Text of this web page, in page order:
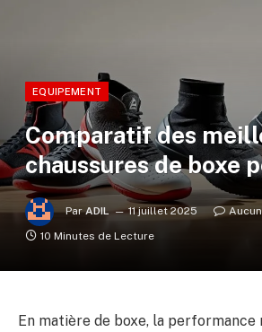
EQUIPEMENT
Comparatif des
chaussures de boxe
Par ADIL 11 juillet 2025
10 Minutes de Lecture
En matière de boxe, la performance